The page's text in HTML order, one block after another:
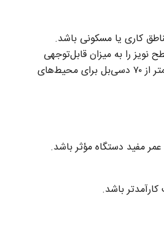
کاری یا مسکونی باشد.
را به میزان قابل‌توجهی
کاهش دهند. سطح صدای کمپرسور معمولاً بر حسب دسی‌بل (dB) اندازه‌گیری می‌شود و کمپرسورهایی با نویز کمتر از ۷۰ دسی‌بل برای محیط‌های
مفید دستگاه مؤثر باشد.